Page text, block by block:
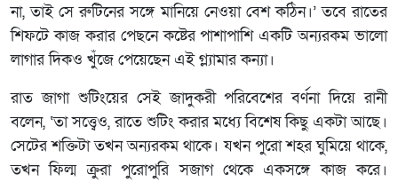
না, তাই সে রুটিনের সঙ্গে মানিয়ে নেওয়া বেশ কঠিন।’ তবে রাতের
শিফটে কাজ করার পেছনে কষ্টের পাশাপাশি একটি অন্যরকম ভালো
লাগার দিকও খুঁজে পেয়েছেন এই গ্ল্যামার কন্যা।
রাত জাগা শুটিংয়ের সেই জাদুকরী পরিবেশের বর্ণনা দিয়ে রানী
বলেন, ‘তা সত্ত্বেও, রাতে শুটিং করার মধ্যে বিশেষ কিছু একটা আছে।
সেটের শক্তিটা তখন অন্যরকম থাকে। যখন পুরো শহর ঘুমিয়ে থাকে,
তখন ফিল্ম ক্রুরা পুরোপুরি সজাগ থেকে একসঙ্গে কাজ করে।